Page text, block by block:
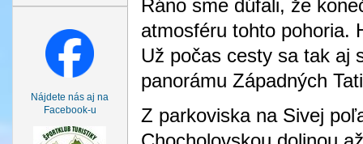
Nájdete nás aj na
Facebook-u
Ráno sme dúfali, že
atmosféru tohto pohoria.
Už počas cesty sa tak aj
panorámu Západných
Z parkoviska na Sivej